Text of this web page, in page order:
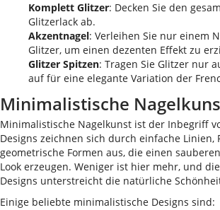
Komplett Glitzer: Decken Sie den
Glitzerlack ab.
Akzentnagel: Verleihen Sie nur einem
Glitzer, um einen dezenten Effekt zu
Glitzer Spitzen: Tragen Sie Glitzer nur
auf für eine elegante Variation der
Minimalistische
Minimalistische Nagelkunst ist der Inbegriff
Designs zeichnen sich durch einfache Linien,
geometrische Formen aus, die einen
Look erzeugen. Weniger ist hier mehr, und
Designs unterstreicht die natürliche
Einige beliebte minimalistische Designs sind: